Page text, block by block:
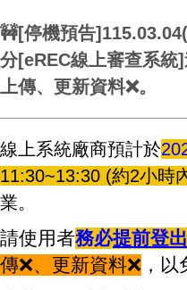
🚧[停機預告
分[eREC線上審查系統
上傳、更新資料❌。
線上系統廠商預計於
11:30~13:30 (約2小時
業。
請使用者務必提前登出
傳❌、更新資料❌ ，